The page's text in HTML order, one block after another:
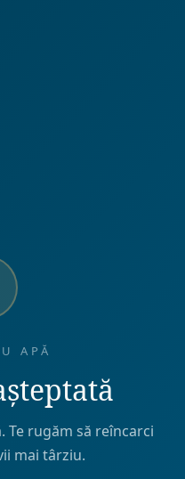
APĂ
Te rugăm să reîncarci
mai târziu.